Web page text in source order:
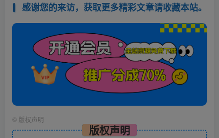
感谢您的来访，获取更多精彩文章请收藏本站。
© 版权声明
版权声明